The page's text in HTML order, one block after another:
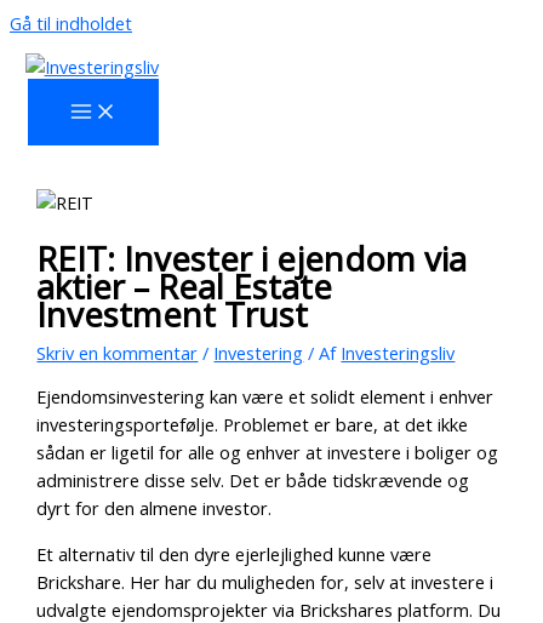
Gå til indholdet
REIT: Invester i ejendom via
aktier – Real Estate
Investment Trust
Skriv en kommentar / Investering / Af Investeringsliv
Ejendomsinvestering kan være et solidt element i enhver
investeringsportefølje. Problemet er bare, at det ikke
sådan er ligetil for alle og enhver at investere i boliger og
administrere disse selv. Det er både tidskrævende og
dyrt for den almene investor.
Et alternativ til den dyre ejerlejlighed kunne være
Brickshare. Her har du muligheden for, selv at investere i
udvalgte ejendomsprojekter via Brickshares platform. Du